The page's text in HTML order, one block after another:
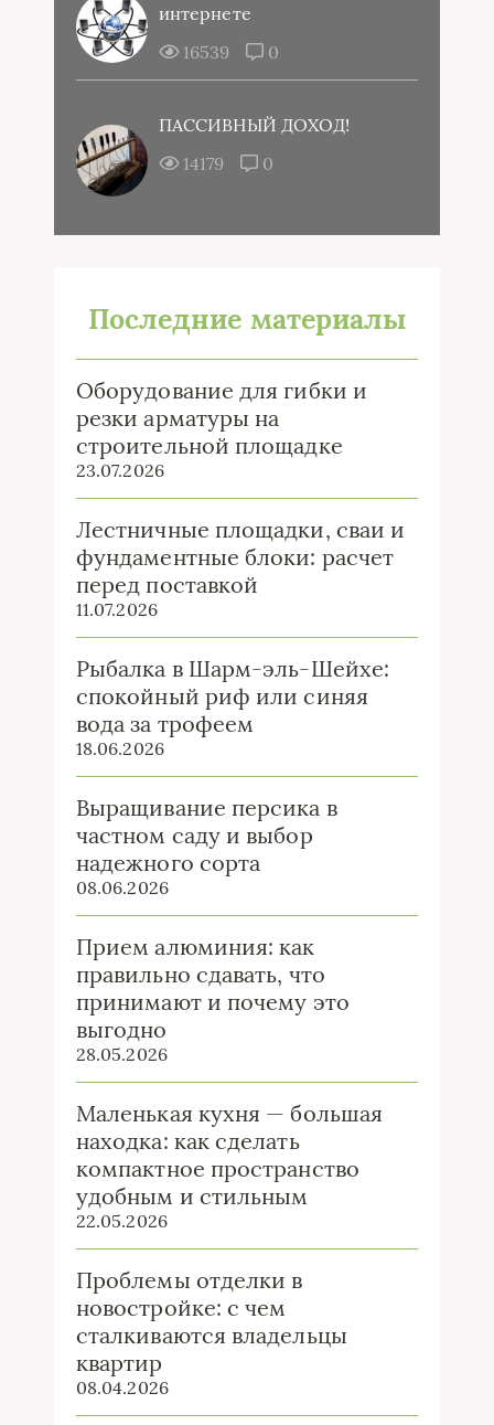
интернете
16539
0
ПАССИВНЫЙ ДОХОД!
14179
0
Последние материалы
Оборудование для гибки и
резки арматуры на
строительной площадке
23.07.2026
Лестничные площадки, сваи и
фундаментные блоки: расчет
перед поставкой
11.07.2026
Рыбалка в Шарм-эль-Шейхе:
спокойный риф или синяя
вода за трофеем
18.06.2026
Выращивание персика в
частном саду и выбор
надежного сорта
08.06.2026
Прием алюминия: как
правильно сдавать, что
принимают и почему это
выгодно
28.05.2026
Маленькая кухня — большая
находка: как сделать
компактное пространство
удобным и стильным
22.05.2026
Проблемы отделки в
новостройке: с чем
сталкиваются владельцы
квартир
08.04.2026